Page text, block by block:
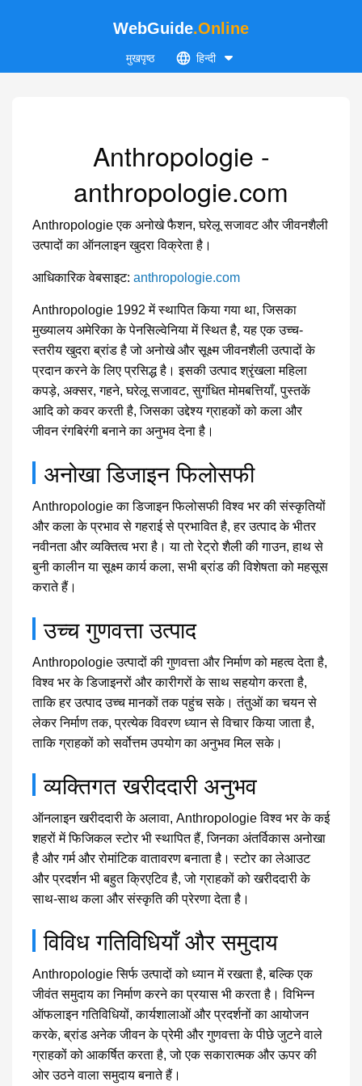
WebGuide.Online
मुखपृष्ठ हिन्दी
Anthropologie -
anthropologie.com
Anthropologie एक अनोखे फैशन, घरेलू सजावट और जीवनशैली
उत्पादों का ऑनलाइन खुदरा विक्रेता है।
आधिकारिक वेबसाइट: anthropologie.com
Anthropologie 1992 में स्थापित किया गया था, जिसका
मुख्यालय अमेरिका के पेनसिल्वेनिया में स्थित है, यह एक उच्च-
स्तरीय खुदरा ब्रांड है जो अनोखे और सूक्ष्म जीवनशैली उत्पादों के
प्रदान करने के लिए प्रसिद्ध है। इसकी उत्पाद श्रृंखला महिला
कपड़े, अक्सर, गहने, घरेलू सजावट, सुगंधित मोमबत्तियाँ, पुस्तकें
आदि को कवर करती है, जिसका उद्देश्य ग्राहकों को कला और
जीवन रंगबिरंगी बनाने का अनुभव देना है।
अनोखा डिजाइन फिलोसफी
Anthropologie का डिजाइन फिलोसफी विश्व भर की संस्कृतियों
और कला के प्रभाव से गहराई से प्रभावित है, हर उत्पाद के भीतर
नवीनता और व्यक्तित्व भरा है। या तो रेट्रो शैली की गाउन, हाथ से
बुनी कालीन या सूक्ष्म कार्य कला, सभी ब्रांड की विशेषता को महसूस
कराते हैं।
उच्च गुणवत्ता उत्पाद
Anthropologie उत्पादों की गुणवत्ता और निर्माण को महत्व देता है,
विश्व भर के डिजाइनरों और कारीगरों के साथ सहयोग करता है,
ताकि हर उत्पाद उच्च मानकों तक पहुंच सके। तंतुओं का चयन से
लेकर निर्माण तक, प्रत्येक विवरण ध्यान से विचार किया जाता है,
ताकि ग्राहकों को सर्वोत्तम उपयोग का अनुभव मिल सके।
व्यक्तिगत खरीददारी अनुभव
ऑनलाइन खरीददारी के अलावा, Anthropologie विश्व भर के कई
शहरों में फिजिकल स्टोर भी स्थापित हैं, जिनका अंतर्विकास अनोखा
है और गर्म और रोमांटिक वातावरण बनाता है। स्टोर का लेआउट
और प्रदर्शन भी बहुत क्रिएटिव है, जो ग्राहकों को खरीददारी के
साथ-साथ कला और संस्कृति की प्रेरणा देता है।
विविध गतिविधियाँ और समुदाय
Anthropologie सिर्फ उत्पादों को ध्यान में रखता है, बल्कि एक
जीवंत समुदाय का निर्माण करने का प्रयास भी करता है। विभिन्न
ऑफलाइन गतिविधियों, कार्यशालाओं और प्रदर्शनों का आयोजन
करके, ब्रांड अनेक जीवन के प्रेमी और गुणवत्ता के पीछे जुटने वाले
ग्राहकों को आकर्षित करता है, जो एक सकारात्मक और ऊपर की
ओर उठने वाला समुदाय बनाते हैं।